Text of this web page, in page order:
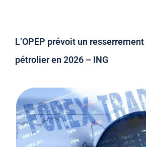
L’OPEP prévoit un
pétrolier en 2026 – ING